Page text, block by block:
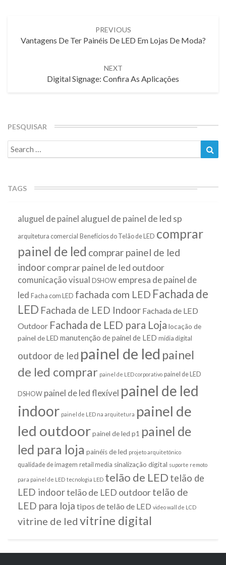
PREVIOUS
Vantagens De Ter Painéis De LED Em Lojas De Moda?
NEXT
Digital Signage: Confira As Aplicações
PESQUISAR
Search
for:
TAGS
aluguel de painel aluguel de painel de led sp
arquitetura comercial Benefícios do Telão de LED comprar
painel de led comprar painel de led
indoorcomprar painel de led outdoor
comunicação visual DSHOW empresa de painel de
led Facha com LED fachada com LED Fachada de
LED Fachada de LED Indoor Fachada de LED
Outdoor Fachada de LED para Loja locação de
painel de LED manutenção de painel de LED mídia digital
outdoor de led painel de led painel
de led comprar painel de LED corporativo painel de LED
DSHOW painel de led flexível painel de led
indoor painel de LED na arquitetura painel de
led outdoorpainel de led p1 painel de
led para loja painéis de led projeto arquitetônico
qualidade de imagem retail media sinalização digital suporte remoto
para painel de LED tecnologia LED telão de LED telão de
LED indoortelão de LED outdoortelão de
LED para loja tipos de telão de LED video wall de LCD
vitrine de led vitrine digital